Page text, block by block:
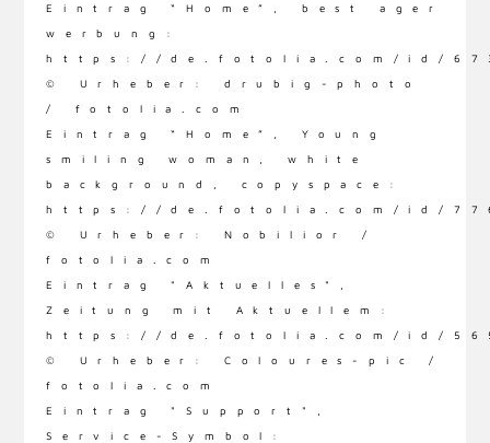
Eintrag “Home”, best ager
werbung:
https://de.fotolia.com/id/
© Urheber: drubig-photo
/ fotolia.com
Eintrag “Home”, Young
smiling woman, white
background, copyspace:
https://de.fotolia.com/id/
© Urheber: Nobilior /
fotolia.com
Eintrag "Aktuelles",
Zeitung mit Aktuellem:
https://de.fotolia.com/id/
© Urheber: Coloures-pic /
fotolia.com
Eintrag "Support",
Service-Symbol: